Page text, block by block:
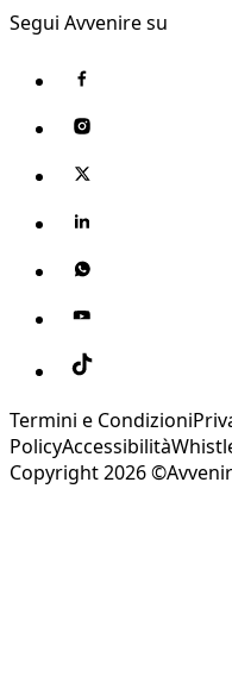
Segui Avvenire su
Termini e Condizioni
PolicyAccessibilità
Copyright 2026